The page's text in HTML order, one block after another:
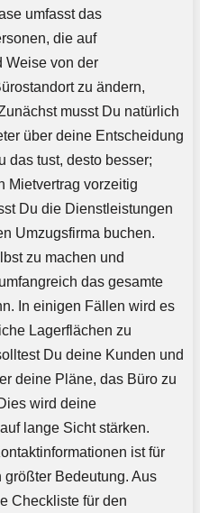
umfasst das
die auf
Weise von der
zu ändern,
musst Du natürlich
über deine Entscheidung
das tust, desto besser;
Mietvertrag vorzeitig
Du die Dienstleistungen
Umzugsfirma buchen.
zu machen und
das gesamte
In einigen Fällen wird es
Lagerflächen zu
Du deine Kunden und
deine Pläne, das Büro zu
wird deine
lange Sicht stärken.
ist für
Bedeutung. Aus
Checkliste für den